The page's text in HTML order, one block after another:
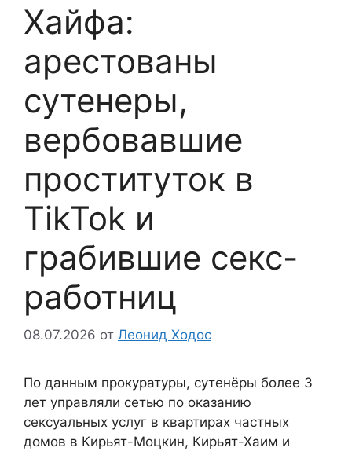
Хайфа:
арестованы
сутенеры,
вербовавшие
проституток в
TikTok и
грабившие секс-
работниц
08.07.2026 от Леонид Ходос
По данным прокуратуры, сутенёры более 3
лет управляли сетью по оказанию
сексуальных услуг в квартирах частных
домов в Кирьят-Моцкин, Кирьят-Хаим и